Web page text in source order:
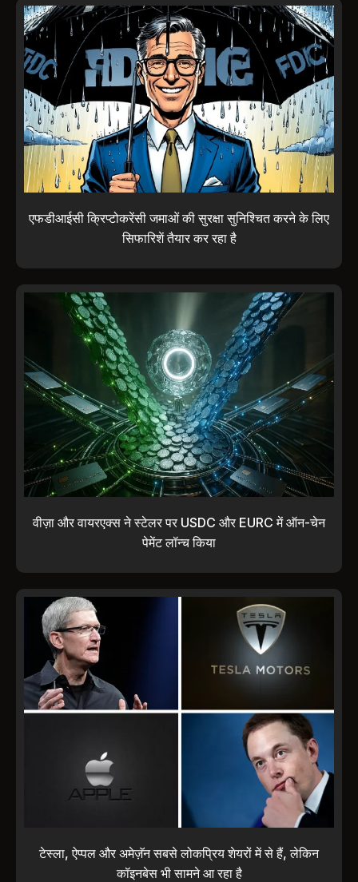
एफडीआईसी क्रिप्टोकरेंसी जमाओं की सुरक्षा सुनिश्चित करने के लिए
सिफारिशें तैयार कर रहा है
वीज़ा और वायरएक्स ने स्टेलर पर USDC और EURC में ऑन-चेन
पेमेंट लॉन्च किया
टेस्ला, ऐप्पल और अमेज़ॅन सबसे लोकप्रिय शेयरों में से हैं, लेकिन
कॉइनबेस भी सामने आ रहा है